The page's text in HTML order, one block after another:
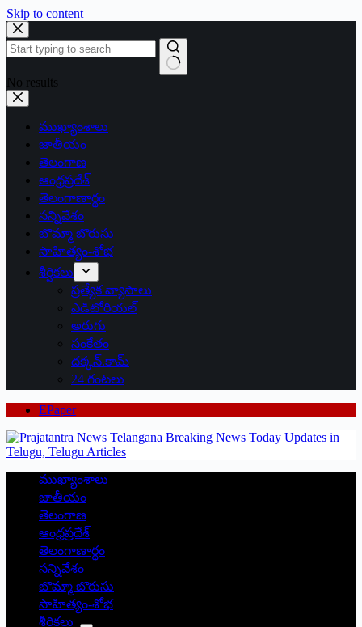
Skip to content
No results
ముఖ్యాంశాలు
జాతీయం
తెలంగాణ
ఆంధ్రప్రదేశ్
తెలంగాణార్థం
సన్నివేశం
బొమ్మా బొరుసు
సాహిత్యం-శోభ
శీర్షికలు
ప్రత్యేక వ్యాసాలు
ఎడిటోరియల్
అరుగు
సంకేతం
దక్కన్.కామ్
24 గంటలు
EPaper
ముఖ్యాంశాలు
జాతీయం
తెలంగాణ
ఆంధ్రప్రదేశ్
తెలంగాణార్థం
సన్నివేశం
బొమ్మా బొరుసు
సాహిత్యం-శోభ
శీర్షికలు